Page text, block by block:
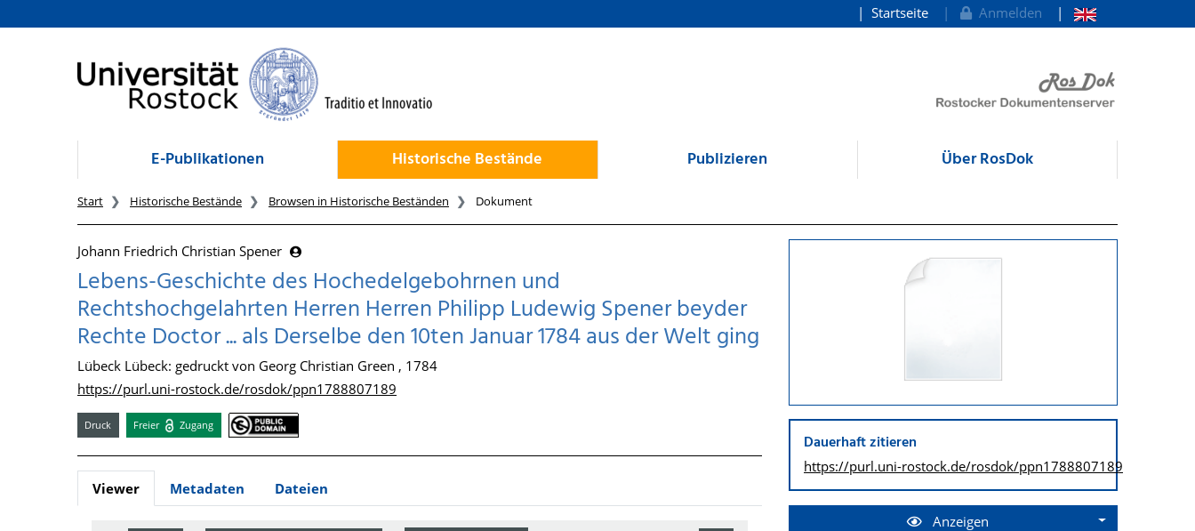
zum Inhalt
Startseite Anmelden
E-Publikationen Historische Bestände Publizieren Über RosDok
Start Historische Bestände Browsen in Historische Beständen Dokument
Johann Friedrich Christian Spener
Lebens-Geschichte des Hochedelgebohrnen und
Rechtshochgelahrten Herren Herren Philipp Ludewig Spener beyder
Rechte Doctor ... als Derselbe den 10ten Januar 1784 aus der Welt ging
Lübeck Lübeck: gedruckt von Georg Christian Green , 1784
https://purl.uni-rostock.de/rosdok/ppn1788807189
Druck Freier Zugang
Viewer Metadaten Dateien
Dauerhaft zitieren
https://purl.uni-rostock.de/rosdok/ppn1788807189
Anzeigen